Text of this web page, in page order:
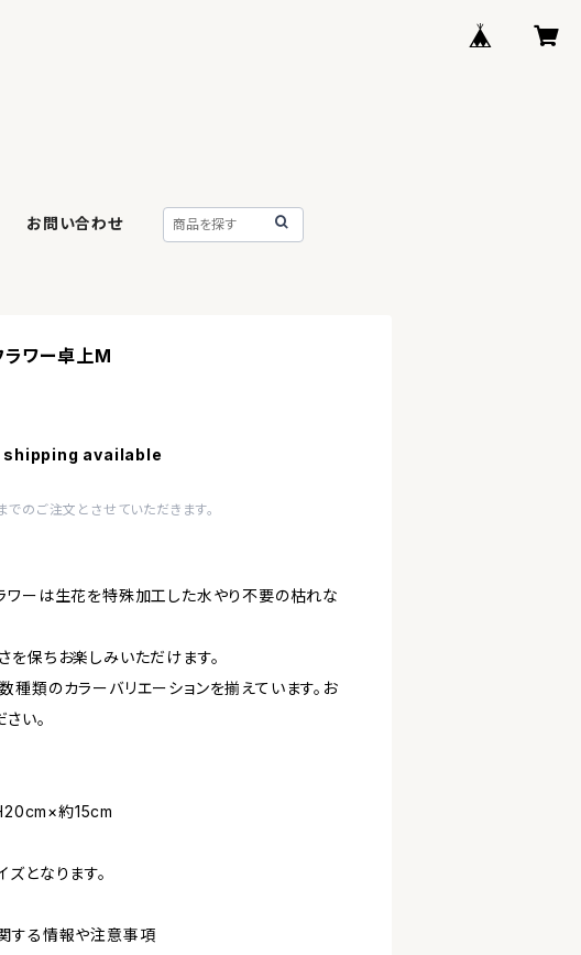
お問い合わせ
ラワー卓上M
available
のご注文とさせていただきます。
ラワーは生花を特殊加工した水やり不要の枯れな
を保ちお楽しみいただけます。
種類のカラーバリエーションを揃えています。お
い。
約15cm
となります。
する情報や注意事項